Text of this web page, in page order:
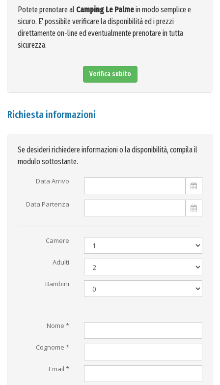
Potete prenotare al Camping Le Palmein modo semplice e
sicuro. E' possibile verificare la disponibilità ed i prezzi
direttamente on-line ed eventualmente prenotare in tutta
sicurezza.
Verifica subito
Richiesta informazioni
Se desideri richiedere informazioni o la disponibilità, compila il
modulo sottostante.
Data Arrivo
Data Partenza
Camere
Adulti
Bambini
Nome *
Cognome *
Email *